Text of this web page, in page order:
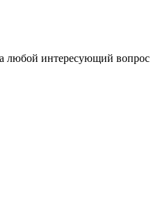
любой интересующий вопрос